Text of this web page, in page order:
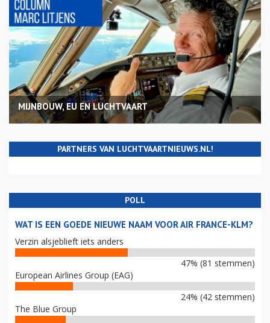
MIJNBOUW, EU EN LUCHTVAART
PARTNERS VAN LUCHTVAARTNIEUWS.NL!
POLL
WAT IS EEN GOEDE NIEUWE NAAM VOOR AIR FRANCE-KLM?
Verzin alsjeblieft iets anders
47% (81 stemmen)
European Airlines Group (EAG)
24% (42 stemmen)
The Blue Group